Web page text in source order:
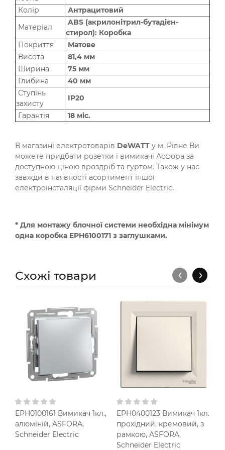
Колір
Антрацитовий
Матеріал
ABS (акрилонітрил-бутадієн-
стирол): Коробка
Покриття
Матове
Висота
81,4 мм
Ширина
75 мм
Глибина
40 мм
Ступінь
захисту
IP20
Гарантія
18 міс.
В магазині електротоварів DeWATT у м. Рівне Ви
можете придбати розетки і вимикачі Асфора за
доступною ціною вроздріб та гуртом. Також у нас
завжди в наявності асортимент іншої
електроінсталяції фірми Schneider Electric.
* Для монтажу блочної системи необхідна мінімум
одна коробка EPH6100171 з заглушками.
Схожі товари
EPH0100161 Вимикач 1кл.,
алюміній, ASFORA,
Schneider Electric
EPH0400123 Вимикач 1кл.
прохідний, кремовий, з
рамкою, ASFORA,
Schneider Electric
‹ ›